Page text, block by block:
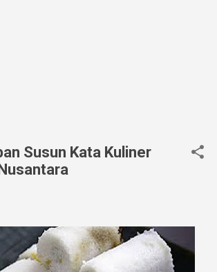
Susun Kata Kuliner